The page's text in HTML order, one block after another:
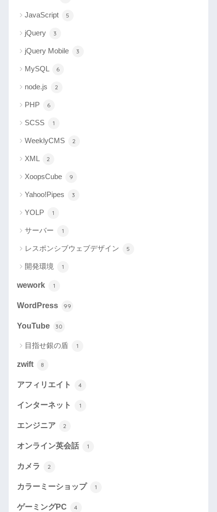
JavaScript 5
jQuery 3
jQuery Mobile 3
MySQL 6
node.js 2
PHP 6
SCSS 1
WeeklyCMS 2
XML 2
XoopsCube 9
Yahoo!Pipes 3
YOLP 1
サーバー 1
レスポンシブウェブデザイン 5
開発環境 1
wework 1
WordPress 99
YouTube 30
目指せ銀の盾 1
zwift 8
アフィリエイト 4
インターネット 1
エンジニア 2
オンライン英会話 1
カメラ 2
カラーミーショップ 1
ゲーミングPC 4